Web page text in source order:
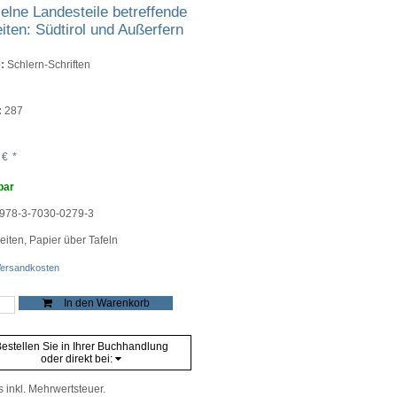
Landesteile betreffende
Südtirol und Außerfern
Schlern-Schriften
287
€ *
3-7030-0279-3
Papier über Tafeln
In den Warenkorb
Sie in Ihrer Buchhandlung
oder direkt bei:
inkl. Mehrwertsteuer.